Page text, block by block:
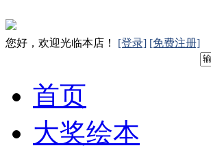
您好，欢迎光临本店！ [登录] [免费注册]
首页
大奖绘本